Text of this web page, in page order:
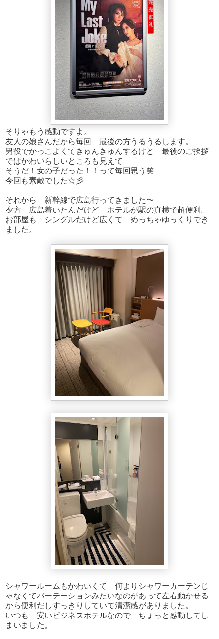
そりゃもう感動ですよ。
友人の娘さんだから毎回 最後の方うるうるします。
男役でかっこよくてきゅんきゅんするけど 最後のご挨拶
ではかわいらしいところも見えて
そうだ！女の子だった！！って毎回思う笑
今回も素敵でした☆彡
それから 新幹線で広島行ってきました〜
夕方 広島着いたんだけど ホテルが駅の真横で超便利。
お部屋も シングルだけど広くて めっちゃゆっくりでき
ました。
シャワールームもかわいくて 何よりシャワーカーテンじ
ゃなくてパーテーションみたいなのがあって左右動かせる
から便利だしすっきりしていて清潔感がありました。
いつも 安いビジネスホテルなので ちょっと感動してし
まいました。